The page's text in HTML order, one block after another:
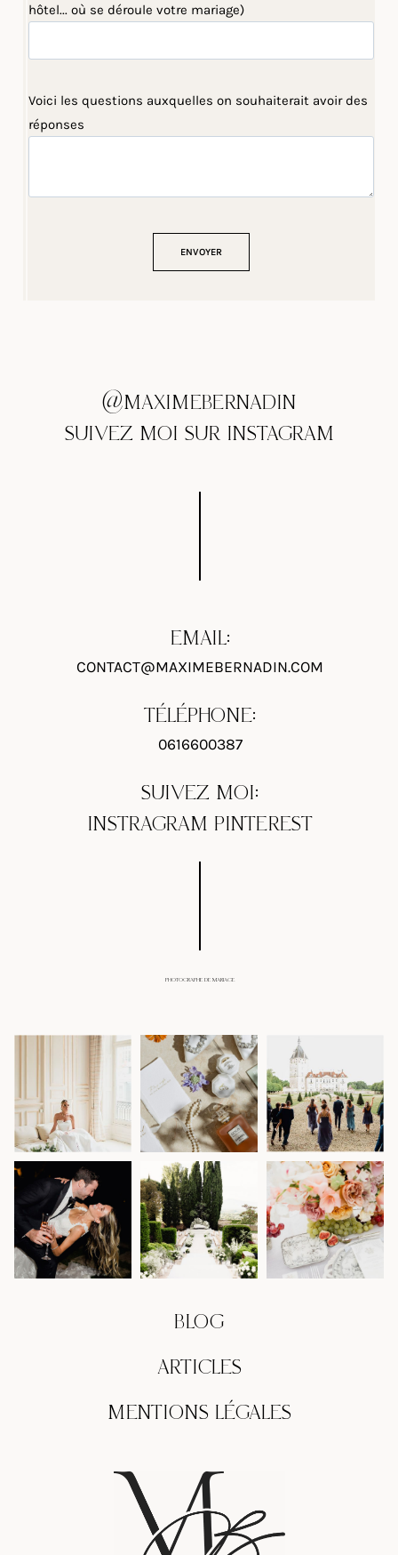
hôtel... où se déroule votre mariage)
Voici les questions auxquelles on souhaiterait avoir des
réponses
@MAXIMEBERNADIN
SUIVEZ MOI SUR INSTAGRAM
EMAIL:
CONTACT@MAXIMEBERNADIN.COM
TÉLÉPHONE:
0616600387
SUIVEZ MOI:
INSTRAGRAM PINTEREST
PHOTOGRAPHE DE MARIAGE
BLOG
ARTICLES
MENTIONS LÉGALES